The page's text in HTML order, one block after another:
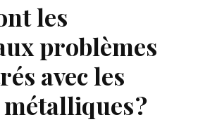
les
problèmes
avec les
?